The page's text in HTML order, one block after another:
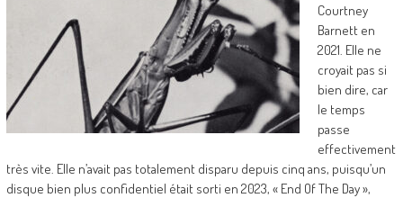
Courtney
Barnett en
2021. Elle ne
croyait pas si
bien dire, car
le temps
passe
effectivement
très vite. Elle n’avait pas totalement disparu depuis cinq ans, puisqu’un
disque bien plus confidentiel était sorti en 2023, « End Of The Day »,